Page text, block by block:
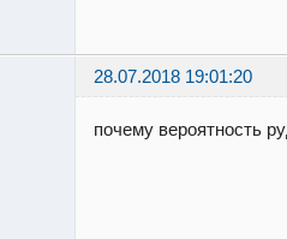
28.07.2018 19:01:20
почему вероятность